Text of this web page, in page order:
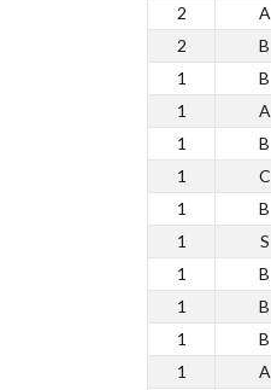
2
A
2
B
1
B
1
A
1
B
1
C
1
B
1
S
1
B
1
B
1
B
1
A